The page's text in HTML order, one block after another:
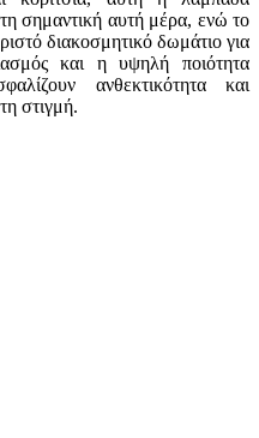
σημαντική αυτή μέρα, ενώ το
διακοσμητικό δωμάτιο για
και η υψηλή ποιότητα
ανθεκτικότητα και
στιγμή.